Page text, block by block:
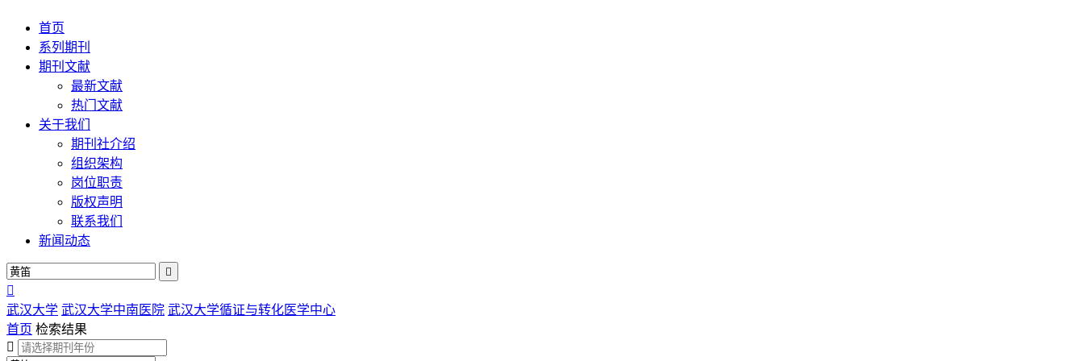
首页
系列期刊
期刊文献
最新文献
热门文献
关于我们
期刊社介绍
组织架构
岗位职责
版权声明
联系我们
新闻动态


武汉大学 武汉大学中南医院 武汉大学循证与转化医学中心
首页 检索结果
